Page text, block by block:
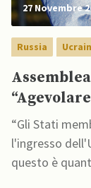
27 Novembre
Russia
“Gli Stati
l'ingresso
questo è